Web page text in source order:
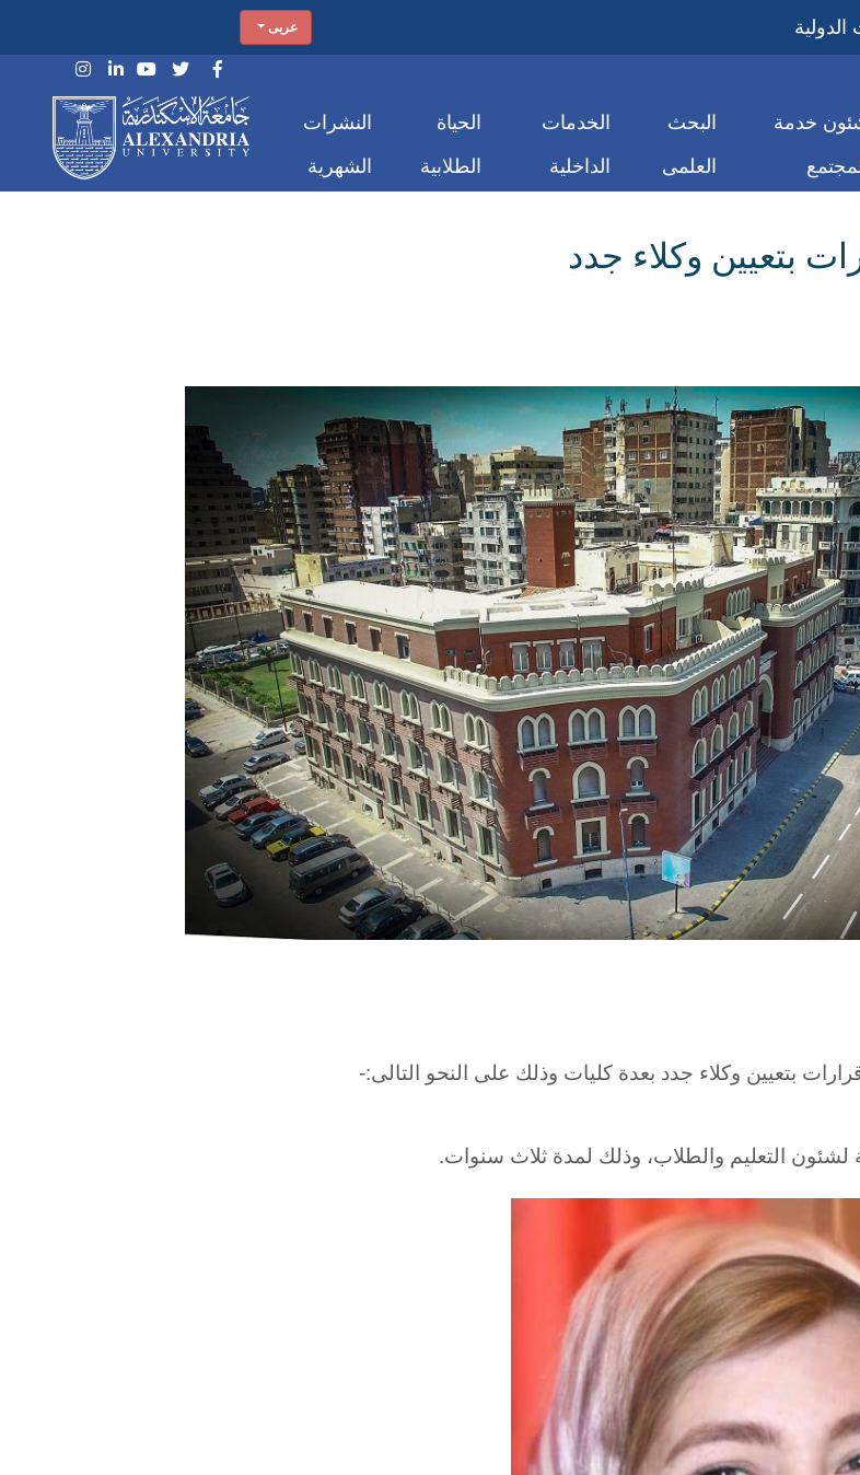
الدولية عربى
خدمة
البحث
العلمى
الخدمات
الداخلية
الحياة
الطلابية
النشرات
الشهرية
بتعيين وكلاء جدد
بتعيين وكلاء جدد بعدة كليات وذلك على النحو التالى:-
لشئون التعليم والطلاب، وذلك لمدة ثلاث سنوات.